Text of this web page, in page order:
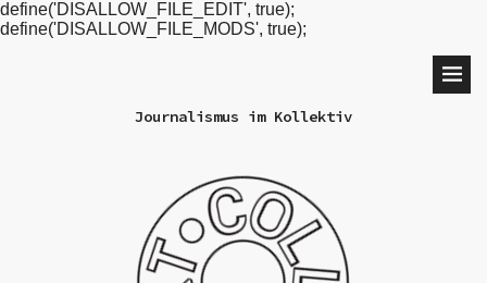
define('DISALLOW_FILE_EDIT', true);
define('DISALLOW_FILE_MODS', true);
Journalismus im Kollektiv